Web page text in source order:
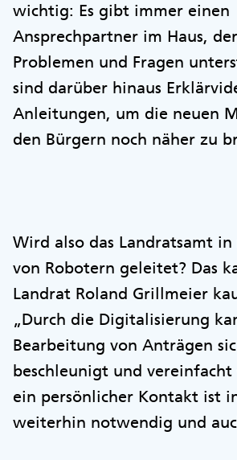
wichtig: Es gibt immer einen
Ansprechpartner im Haus,
Problemen und Fragen
sind darüber hinaus
Anleitungen, um die neuen
den Bürgern noch näher zu
Wird also das Landratsamt
von Robotern geleitet? Das
Landrat Roland Grillmeier
„Durch die Digitalisierung
Bearbeitung von Anträgen
beschleunigt und
ein persönlicher Kontakt ist
weiterhin notwendig und